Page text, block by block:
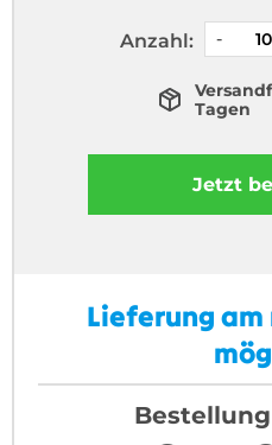
Anzahl:
Tagen
Jetzt
Lieferung am